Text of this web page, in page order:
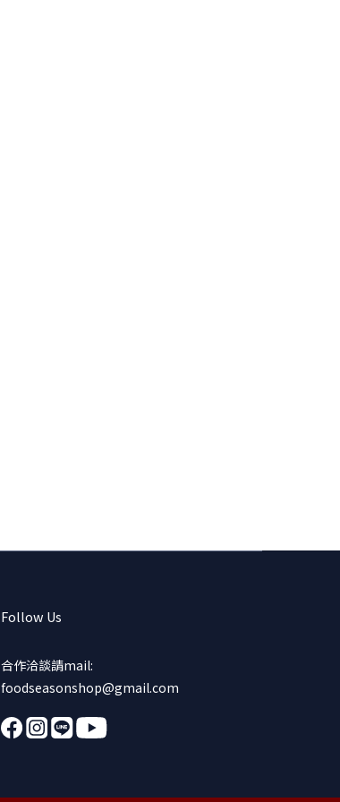
Follow Us
合作洽談請mail:
foodseasonshop@gmail.com